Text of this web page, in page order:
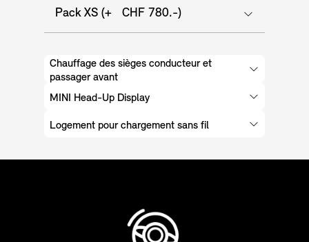
Pack XS (+ CHF 780.-)
Chauffage des sièges conducteur et
passager avant
MINI Head-Up Display
Logement pour chargement sans fil